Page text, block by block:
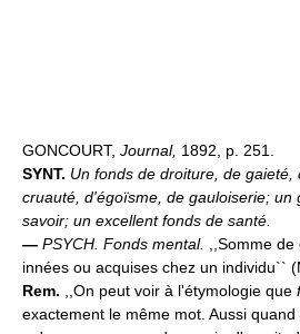
GONCOURT, Journal, 1892, p. 251.
SYNT. Un fonds de droiture, de
cruauté, d'égoïsme, de gauloiserie; un
savoir; un excellent fonds de santé.
— PSYCH. Fonds mental. ,,Somme de
innées ou acquises chez un individu``
Rem. ,,On peut voir à l'étymologie que
exactement le même mot. Aussi quand